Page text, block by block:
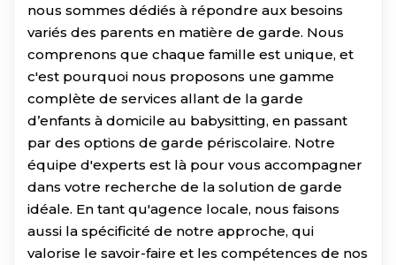
nous sommes dédiés à répondre aux besoins
variés des parents en matière de garde. Nous
comprenons que chaque famille est unique, et
c'est pourquoi nous proposons une gamme
complète de services allant de la garde
d’enfants à domicile au babysitting, en passant
par des options de garde périscolaire. Notre
équipe d'experts est là pour vous accompagner
dans votre recherche de la solution de garde
idéale. En tant qu'agence locale, nous faisons
aussi la spécificité de notre approche, qui
valorise le savoir-faire et les compétences de nos